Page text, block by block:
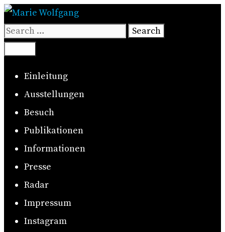
Skip
to
Search
Einleitung
Ausstellungen
Besuch
Publikationen
Informationen
Presse
Radar
Impressum
Instagram